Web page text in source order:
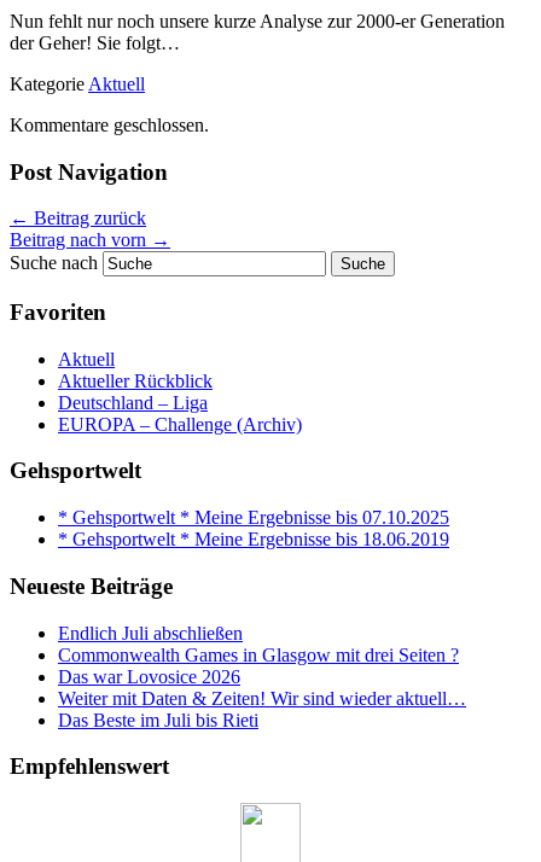
Nun fehlt nur noch unsere kurze Analyse zur 2000-er Generation
der Geher! Sie folgt…
Kategorie Aktuell
Kommentare geschlossen.
Post Navigation
← Beitrag zurück
Beitrag nach vorn →
Suche nach
Favoriten
Aktuell
Aktueller Rückblick
Deutschland – Liga
EUROPA – Challenge (Archiv)
Gehsportwelt
* Gehsportwelt * Meine Ergebnisse bis 07.10.2025
* Gehsportwelt * Meine Ergebnisse bis 18.06.2019
Neueste Beiträge
Endlich Juli abschließen
Commonwealth Games in Glasgow mit drei Seiten ?
Das war Lovosice 2026
Weiter mit Daten & Zeiten! Wir sind wieder aktuell…
Das Beste im Juli bis Rieti
Empfehlenswert